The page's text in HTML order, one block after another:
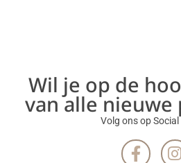
Wil je op de
van alle nieuwe
Volg ons op Social